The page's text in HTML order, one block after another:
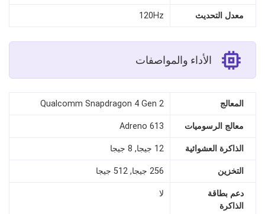
معدل التحديث 120Hz
الأداء والمواصفات
المعالج Qualcomm Snapdragon 4 Gen 2
معالج الرسوميات Adreno 613
الذاكرة العشوائية 12 جيجا, 8 جيجا
التخزين 256 جيجا, 512 جيجا
دعم بطاقة
الذاكرة
لا